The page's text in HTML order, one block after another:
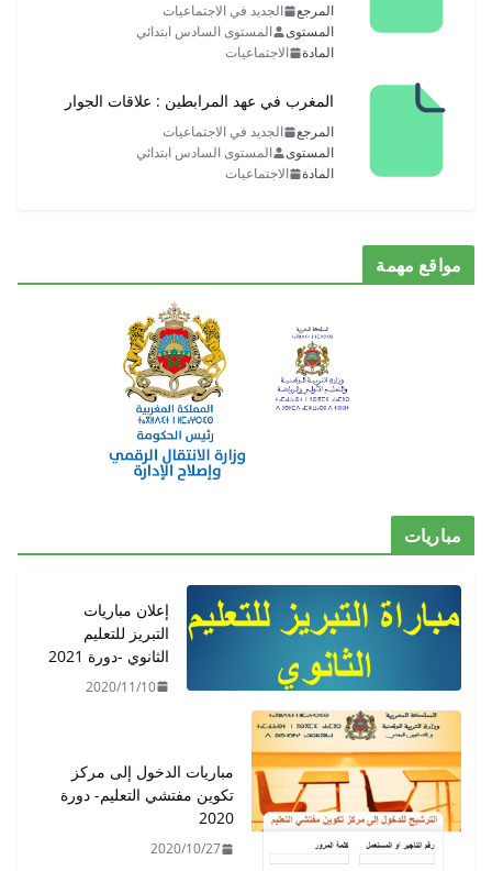
المرجع
الجديد في الاجتماعيات
المستوى
المستوى السادس ابتدائي
المادة
الاجتماعيات
المغرب في عهد المرابطين : علاقات الجوار
المرجع
الجديد في الاجتماعيات
المستوى
المستوى السادس ابتدائي
المادة
الاجتماعيات
مواقع مهمة
مباريات
إعلان مباريات
التبريز للتعليم
الثانوي -دورة 2021
2020/11/10
مباريات الدخول إلى مركز
تكوين مفتشي التعليم- دورة
2020
2020/10/27